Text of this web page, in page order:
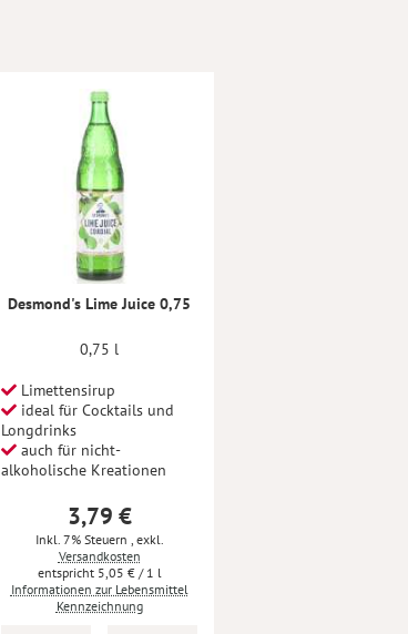
Desmond's Lime Juice 0,75
0,75 l
Limettensirup
ideal für Cocktails und
Longdrinks
auch für nicht-
alkoholische Kreationen
3,79 €
Inkl. 7% Steuern exkl.
Versandkosten
5,05 € / 1 l
Informationen zur Lebensmittel
Kennzeichnung